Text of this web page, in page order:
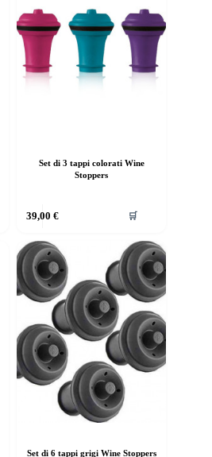
Set di 3 tappi colorati Wine
Stoppers
39,00 € 🛒
Set di 6 tappi grigi Wine Stoppers